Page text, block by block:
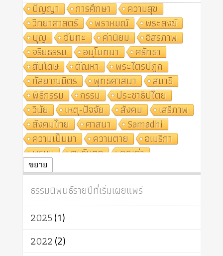
ปัญญา
การศึกษา
ความสุข
วิทยาศาสตร์
พราหมณ์
พระสงฆ์
บุญ
ฉันทะ ค่านิยม
อิสรภาพ
จริยธรรม
อนุโมทนา
ศรัทธา
สันโดษ
ตัณหา
พระไตรปิฎก
กัลยาณมิตร
พุทธศาสนา
สมาธิ
พิธีกรรม
กรรม
ประชาธิปไตย
วินัย
เหตุ-ปัจจัย สังคม
เสรีภาพ
สังคมไทย
ศาสนา
Samādhi
ความเป็นมา
ความตาย
อเมริกา
พรหม
ตะวันตก
คุณค่า
ปฏิจจสมุปบาท
ศาสนาประจำชาติ
อินเดีย
ผู้บริโภค
ธรรมาธิปไตย
จักร
การแยกรัฐกับศาสนา
ธรรมชาติ
เทคโนโลยี
สิทธิ
พุทธบริษัท
ขยาย
ธรรมนิพนธ์รายปีที่เริ่มเผยแพร่
2025(1)
2022(2)